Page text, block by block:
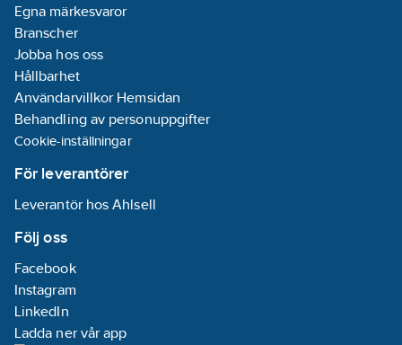
Egna märkesvaror
Branscher
Jobba hos oss
Hållbarhet
Användarvillkor Hemsidan
Behandling av personuppgifter
Cookie-inställningar
För leverantörer
Leverantör hos Ahlsell
Följ oss
Facebook
Instagram
LinkedIn
Ladda ner vår app